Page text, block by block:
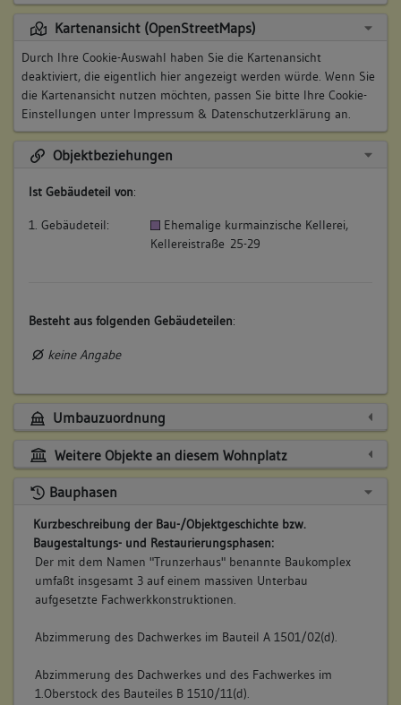
Kartenansicht (OpenStreetMaps)
Durch Ihre Cookie-Auswahl haben Sie die Kartenansicht
deaktiviert, die eigentlich hier angezeigt werden würde. Wenn Sie
die Kartenansicht nutzen möchten, passen Sie bitte Ihre Cookie-
Einstellungen unter Impressum & Datenschutzerklärung an.
Objektbeziehungen
Ist Gebäudeteil von:
1. Gebäudeteil:
Ehemalige kurmainzische Kellerei,
Kellereistraße 25-29
Besteht aus folgenden Gebäudeteilen:
keine Angabe
Umbauzuordnung
Weitere Objekte an diesem Wohnplatz
Bauphasen
Kurzbeschreibung der Bau-/Objektgeschichte bzw.
Baugestaltungs- und Restaurierungsphasen:
Der mit dem Namen "Trunzerhaus" benannte Baukomplex
umfaßt insgesamt 3 auf einem massiven Unterbau
aufgesetzte Fachwerkkonstruktionen.
Abzimmerung des Dachwerkes im Bauteil A 1501/02(d).
Abzimmerung des Dachwerkes und des Fachwerkes im
1.Oberstock des Bauteiles B 1510/11(d).